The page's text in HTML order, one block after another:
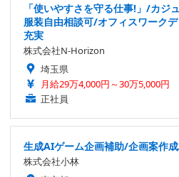
「使いやすさを守る仕事!」/カジ
服装自由相談可/オフィスワーク
充実
株式会社N-Horizon
埼玉県
月給29万4,000円～30万5,000円
正社員
生成AIゲーム企画補助/企画案作
株式会社小林